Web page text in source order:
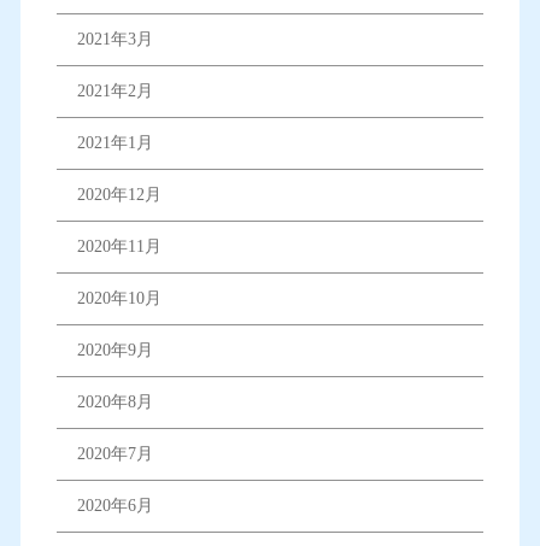
2021年3月
2021年2月
2021年1月
2020年12月
2020年11月
2020年10月
2020年9月
2020年8月
2020年7月
2020年6月